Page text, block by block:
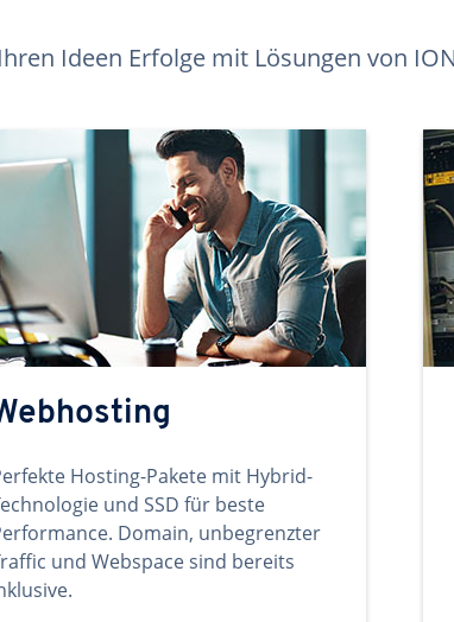
Ideen Erfolge mit Lösungen von
Hosting-Pakete mit Hybrid-
und SSD für beste
Domain, unbegrenzter
und Webspace sind bereits